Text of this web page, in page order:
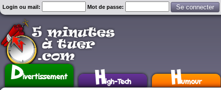
Login ou mail: Mot de passe:
Divertissement High-Tech Humour